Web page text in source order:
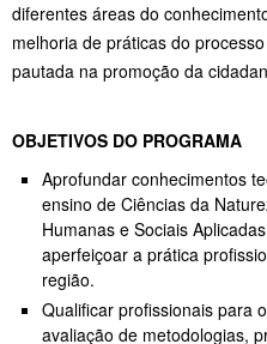
diferentes áreas do
melhoria de práticas do
pautada na promoção da
OBJETIVOS DO PROGRAMA
Aprofundar conhecimentos
ensino de Ciências da
Humanas e Sociais
aperfeiçoar a prática
região.
Qualificar profissionais para
avaliação de metodologias,